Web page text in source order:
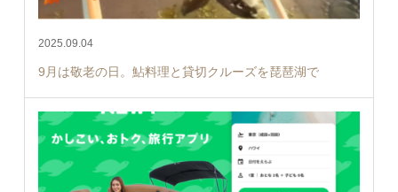
2025.09.04
9月は敬老の日。鮎料理と貸切クルーズを琵琶湖で